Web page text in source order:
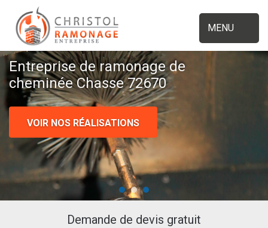
MENU
Entreprise de ramonage de
cheminée Chasse 72670
VOIR NOS RÉALISATIONS
Demande de devis gratuit